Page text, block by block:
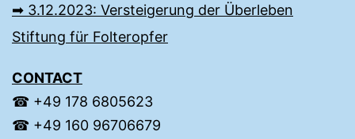
➡︎ 3.12.2023: Versteigerung der Überleben
Stiftung für Folteropfer
CONTACT
☎︎ +49 ‭178 6805623‬‬
☎︎ +49 160 96706679‬